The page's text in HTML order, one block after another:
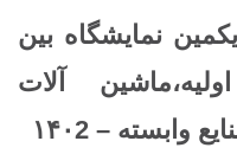
نمایشگاه بین
آلات
وابسته – ۱۴۰2